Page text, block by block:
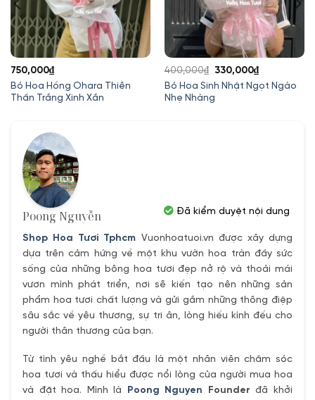
Bó Hoa Hồng Ohara Thiên
Thần Trắng Xinh Xắn
750,000₫
Bó Hoa Sinh Nhật Ngọt Ngào
Nhẹ Nhàng
400,000₫
Giá
gốc
là:
330,000₫Giá
hiện
Poong Nguyễn
Shop Hoa Tươi Tphcm Vuonhoatuoi.vn được xây dựng
dựa trên cảm hứng về một khu vườn hoa tràn đầy sức
sống của những bông hoa tươi đẹp nở rộ và thoải mái
vươn mình phát triển, nơi sẽ kiến tạo nên những sản
phẩm hoa tươi chất lượng và gửi gắm những thông điệp
sâu sắc về yêu thương, sự tri ân, lòng hiếu kính đếu cho
người thân thương của bạn.
Từ tình yêu nghề bắt đầu là một nhân viên chăm sóc
hoa tươi và thấu hiểu được nổi lòng của người mua hoa
và đặt hoa. Mình là Poong Nguyen Founder đã khởi
Đã kiểm duyệt nội dung